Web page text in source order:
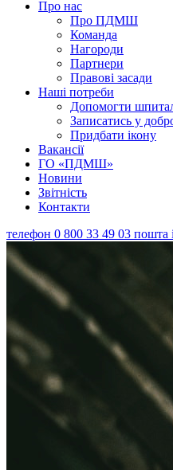
Про нас
Про ПДМШ
Команда
Нагороди
Партнери
Правові засади
Наші потреби
Допомогти
Записатись у
Придбати ікону
Вакансії
ГО «ПДМШ»
Новини
Звітність
Контакти
телефон 0 800 33 49 03 пошта